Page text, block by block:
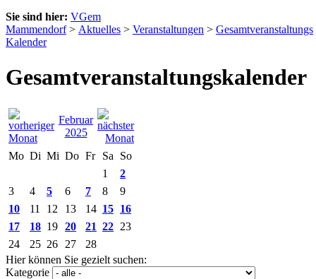
Sie sind hier: VGem
Mammendorf> Aktuelles > Veranstaltungen > Gesamtveranstaltungs
Kalender
Gesamtveranstaltungskalender
Februar
2025
Mo Di Mi Do Fr Sa
So
1
2
3
4 5 6 7 8
9
10
11 12 13 14 15 16
17
18 19 20 21 22 23
24
25 26 27
28
Hier können Sie gezielt suchen:
Kategorie